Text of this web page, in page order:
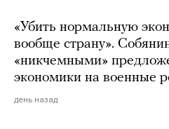
«Убить нормальную
вообще страну».
«никчемными»
экономики на военные
день назад